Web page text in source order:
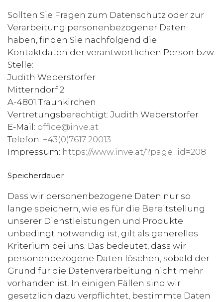
Sollten Sie Fragen zum Datenschutz oder zur
Verarbeitung personenbezogener Daten
haben, finden Sie nachfolgend die
Kontaktdaten der verantwortlichen Person bzw.
Stelle:
Judith Weberstorfer
Mitterndorf 2
A-4801 Traunkirchen
Vertretungsberechtigt: Judith Weberstorfer
E-Mail: office@inve.at
Telefon: +43(0)7617 20013
Impressum: https://www.inve.at/?page_id=208
Speicherdauer
Dass wir personenbezogene Daten nur so
lange speichern, wie es für die Bereitstellung
unserer Dienstleistungen und Produkte
unbedingt notwendig ist, gilt als generelles
Kriterium bei uns. Das bedeutet, dass wir
personenbezogene Daten löschen, sobald der
Grund für die Datenverarbeitung nicht mehr
vorhanden ist. In einigen Fällen sind wir
gesetzlich dazu verpflichtet, bestimmte Daten